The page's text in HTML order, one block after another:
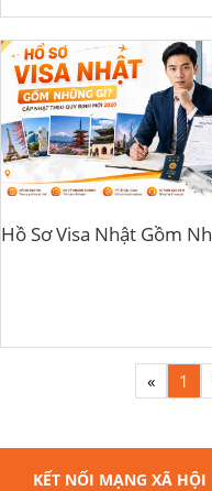
« 1
KẾT NỐI MẠNG XÃ HỘI